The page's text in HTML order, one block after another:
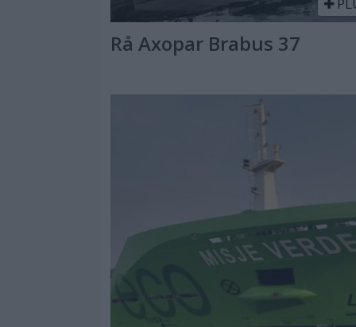
Rå Axopar Brabus 37